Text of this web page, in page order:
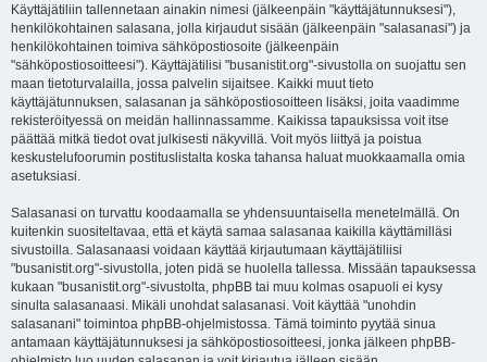
Käyttäjätiliin tallennetaan ainakin nimesi (jälkeenpäin "käyttäjätunnuksesi"),
henkilökohtainen salasana, jolla kirjaudut sisään (jälkeenpäin "salasanasi") ja
henkilökohtainen toimiva sähköpostiosoite (jälkeenpäin
"sähköpostiosoitteesi"). Käyttäjätilisi "busanistit.org"-sivustolla on suojattu sen
maan tietoturvalailla, jossa palvelin sijaitsee. Kaikki muut tieto
käyttäjätunnuksen, salasanan ja sähköpostiosoitteen lisäksi, joita vaadimme
rekisteröityessä on meidän hallinnassamme. Kaikissa tapauksissa voit itse
päättää mitkä tiedot ovat julkisesti näkyvillä. Voit myös liittyä ja poistua
keskustelufoorumin postituslistalta koska tahansa haluat muokkaamalla omia
asetuksiasi.
Salasanasi on turvattu koodaamalla se yhdensuuntaisella menetelmällä. On
kuitenkin suositeltavaa, että et käytä samaa salasanaa kaikilla käyttämilläsi
sivustoilla. Salasanaasi voidaan käyttää kirjautumaan käyttäjätiliisi
"busanistit.org"-sivustolla, joten pidä se huolella tallessa. Missään tapauksessa
kukaan "busanistit.org"-sivustolta, phpBB tai muu kolmas osapuoli ei kysy
sinulta salasanaasi. Mikäli unohdat salasanasi. Voit käyttää "unohdin
salasanani" toimintoa phpBB-ohjelmistossa. Tämä toiminto pyytää sinua
antamaan käyttäjätunnuksesi ja sähköpostiosoitteesi, jonka jälkeen phpBB-